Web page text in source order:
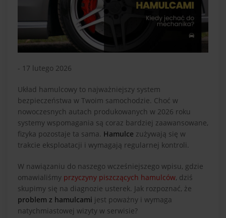
- 17 lutego 2026
Układ hamulcowy to najważniejszy system
bezpieczeństwa w Twoim samochodzie. Choć w
nowoczesnych autach produkowanych w 2026 roku
systemy wspomagania są coraz bardziej zaawansowane,
fizyka pozostaje ta sama. Hamulce zużywają się w
trakcie eksploatacji i wymagają regularnej kontroli.
W nawiązaniu do naszego wcześniejszego wpisu, gdzie
omawialiśmy przyczyny piszczących hamulców, dziś
skupimy się na diagnozie usterek. Jak rozpoznać, że
problem z hamulcami jest poważny i wymaga
natychmiastowej wizyty w serwisie?